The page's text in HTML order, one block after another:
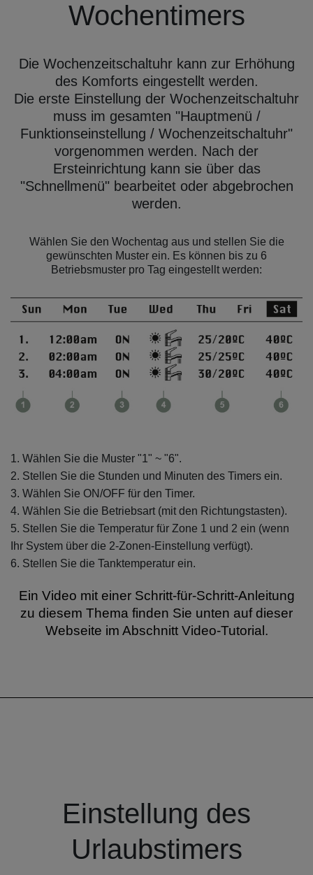
Wochentimers
Die Wochenzeitschaltuhr kann zur Erhöhung
des Komforts eingestellt werden.
Die erste Einstellung der Wochenzeitschaltuhr
muss im gesamten "Hauptmenü /
Funktionseinstellung / Wochenzeitschaltuhr"
vorgenommen werden. Nach der
Ersteinrichtung kann sie über das
"Schnellmenü" bearbeitet oder abgebrochen
werden.
Wählen Sie den Wochentag aus und stellen Sie die
gewünschten Muster ein. Es können bis zu 6
Betriebsmuster pro Tag eingestellt werden:
1. Wählen Sie die Muster "1" ~ "6".
2. Stellen Sie die Stunden und Minuten des Timers ein.
3. Wählen Sie ON/OFF für den Timer.
4. Wählen Sie die Betriebsart (mit den Richtungstasten).
5. Stellen Sie die Temperatur für Zone 1 und 2 ein (wenn
Ihr System über die 2-Zonen-Einstellung verfügt).
6. Stellen Sie die Tanktemperatur ein.
Ein Video mit einer Schritt-für-Schritt-Anleitung
zu diesem Thema finden Sie unten auf dieser
Webseite im Abschnitt Video-Tutorial.
Einstellung des
Urlaubstimers